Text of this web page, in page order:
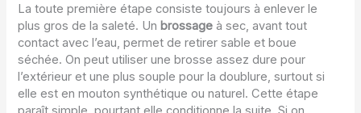
La toute première étape consiste toujours à enlever le
plus gros de la saleté. Un brossage à sec, avant tout
contact avec l’eau, permet de retirer sable et boue
séchée. On peut utiliser une brosse assez dure pour
l’extérieur et une plus souple pour la doublure, surtout si
elle est en mouton synthétique ou naturel. Cette étape